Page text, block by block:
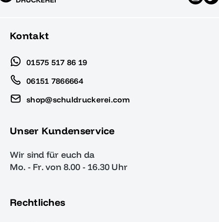
Kontakt
01575 517 86 19
06151 7866664
shop@schuldruckerei.com
Unser Kundenservice
Wir sind für euch da
Mo. - Fr. von 8.00 - 16.30 Uhr
Rechtliches